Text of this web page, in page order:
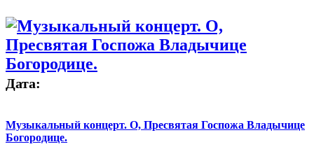
Дата:
Музыкальный концерт. О, Пресвятая Госпожа Владычице
Богородице.